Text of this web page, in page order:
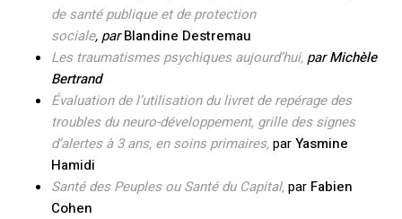
de santé publique et de protection
sociale, parBlandine Destremau
Les traumatismes psychiques aujourd’hui,parMichèle
Bertrand
Évaluation de l’utilisation du livret de repérage des
troubles du neuro-développement, grille des signes
d’alertes à 3 ans, en soins primaires,parYasmine
Hamidi
Santé des Peuples ou Santé du Capital,par Fabien
Cohen